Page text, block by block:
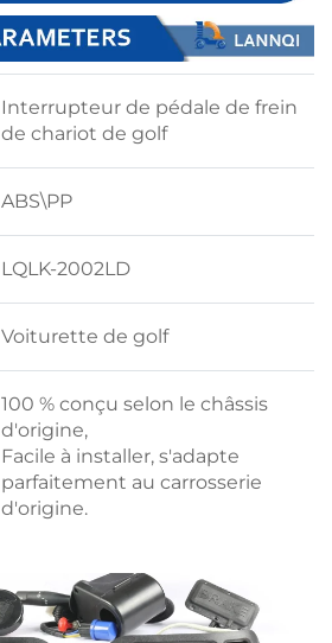
Interrupteur de pédale de frein
de chariot de golf
ABS\PP
LQLK-2002LD
Voiturette de golf
100 % conçu selon le châssis
d'origine,
Facile à installer, s'adapte
parfaitement au carrosserie
d'origine.